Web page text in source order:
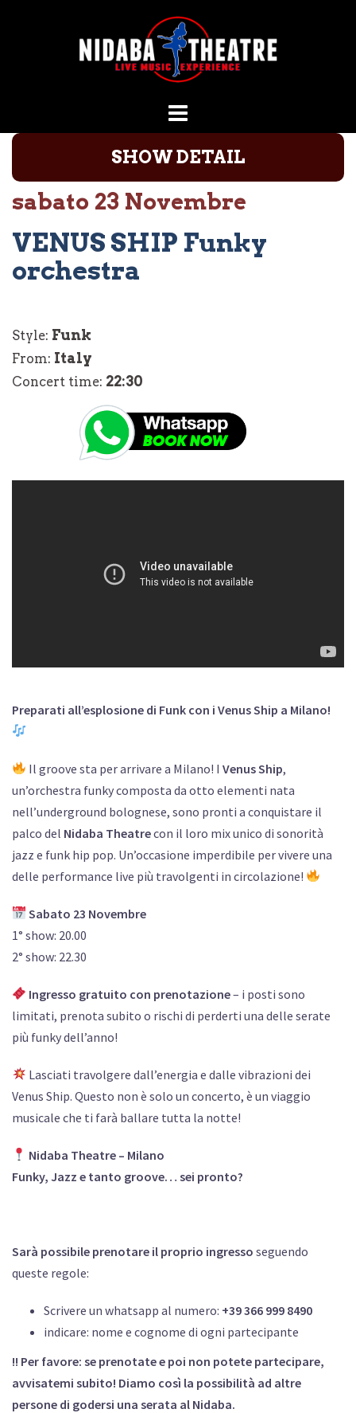
SHOW DETAIL
sabato 23 Novembre
VENUS SHIP Funky
orchestra
Style: Funk
From: Italy
Concert time: 22:30
Preparati all’esplosione di Funk con i Venus Ship a Milano!
Il groove sta per arrivare a Milano! IVenus Ship,
un’orchestra funky composta da otto elementi nata
nell’underground bolognese, sono pronti a conquistare il
palco del Nidaba Theatrecon il loro mix unico di sonorità
jazz e funk hip pop. Un’occasione imperdibile per vivere una
delle performance live più travolgenti in circolazione!
Sabato 23 Novembre
1° show: 20.00
2° show: 22.30
Ingresso gratuito con prenotazione– i posti sono
limitati, prenota subito o rischi di perderti una delle serate
più funky dell’anno!
Lasciati travolgere dall’energia e dalle vibrazioni dei
Venus Ship. Questo non è solo un concerto, è un viaggio
musicale che ti farà ballare tutta la notte!
Nidaba Theatre – Milano
Funky, Jazz e tanto groove… sei pronto?
Sarà possibile prenotare il proprio ingresso seguendo
queste regole:
Scrivere un whatsapp al numero: +39 366 999 8490
indicare: nome e cognome di ogni partecipante
!! Per favore: se prenotate e poi non potete partecipare,
avvisatemi subito! Diamo così la possibilità ad altre
persone di godersi una serata al Nidaba.